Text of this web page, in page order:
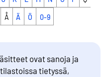
Å Ä Ö 0-9
ovat sanoja ja
tietyssä,